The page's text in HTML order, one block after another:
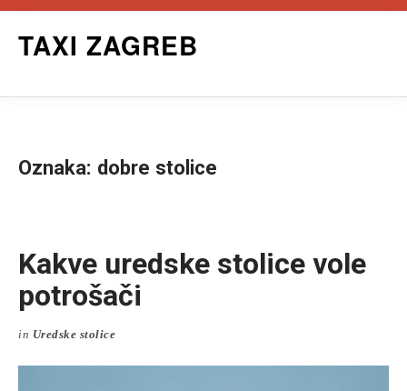
TAXI ZAGREB
Oznaka: dobre stolice
Kakve uredske stolice vole
potrošači
in Uredske stolice